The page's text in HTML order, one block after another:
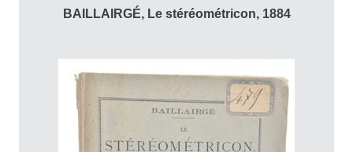
BAILLAIRGÉ, Le stéréométricon, 1884